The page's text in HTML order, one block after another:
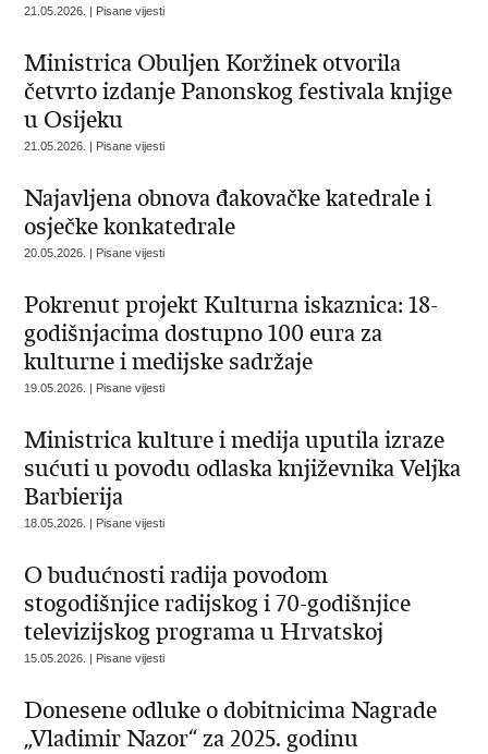
21.05.2026. | Pisane vijesti
Ministrica Obuljen Koržinek otvorila
četvrto izdanje Panonskog festivala knjige
u Osijeku
21.05.2026. | Pisane vijesti
Najavljena obnova đakovačke katedrale i
osječke konkatedrale
20.05.2026. | Pisane vijesti
Pokrenut projekt Kulturna iskaznica: 18-
godišnjacima dostupno 100 eura za
kulturne i medijske sadržaje
19.05.2026. | Pisane vijesti
​Ministrica kulture i medija uputila izraze
sućuti u povodu odlaska književnika Veljka
Barbierija
18.05.2026. | Pisane vijesti
O budućnosti radija povodom
stogodišnjice radijskog i 70-godišnjice
televizijskog programa u Hrvatskoj
15.05.2026. | Pisane vijesti
Donesene odluke o dobitnicima Nagrade
„Vladimir Nazor“ za 2025. godinu